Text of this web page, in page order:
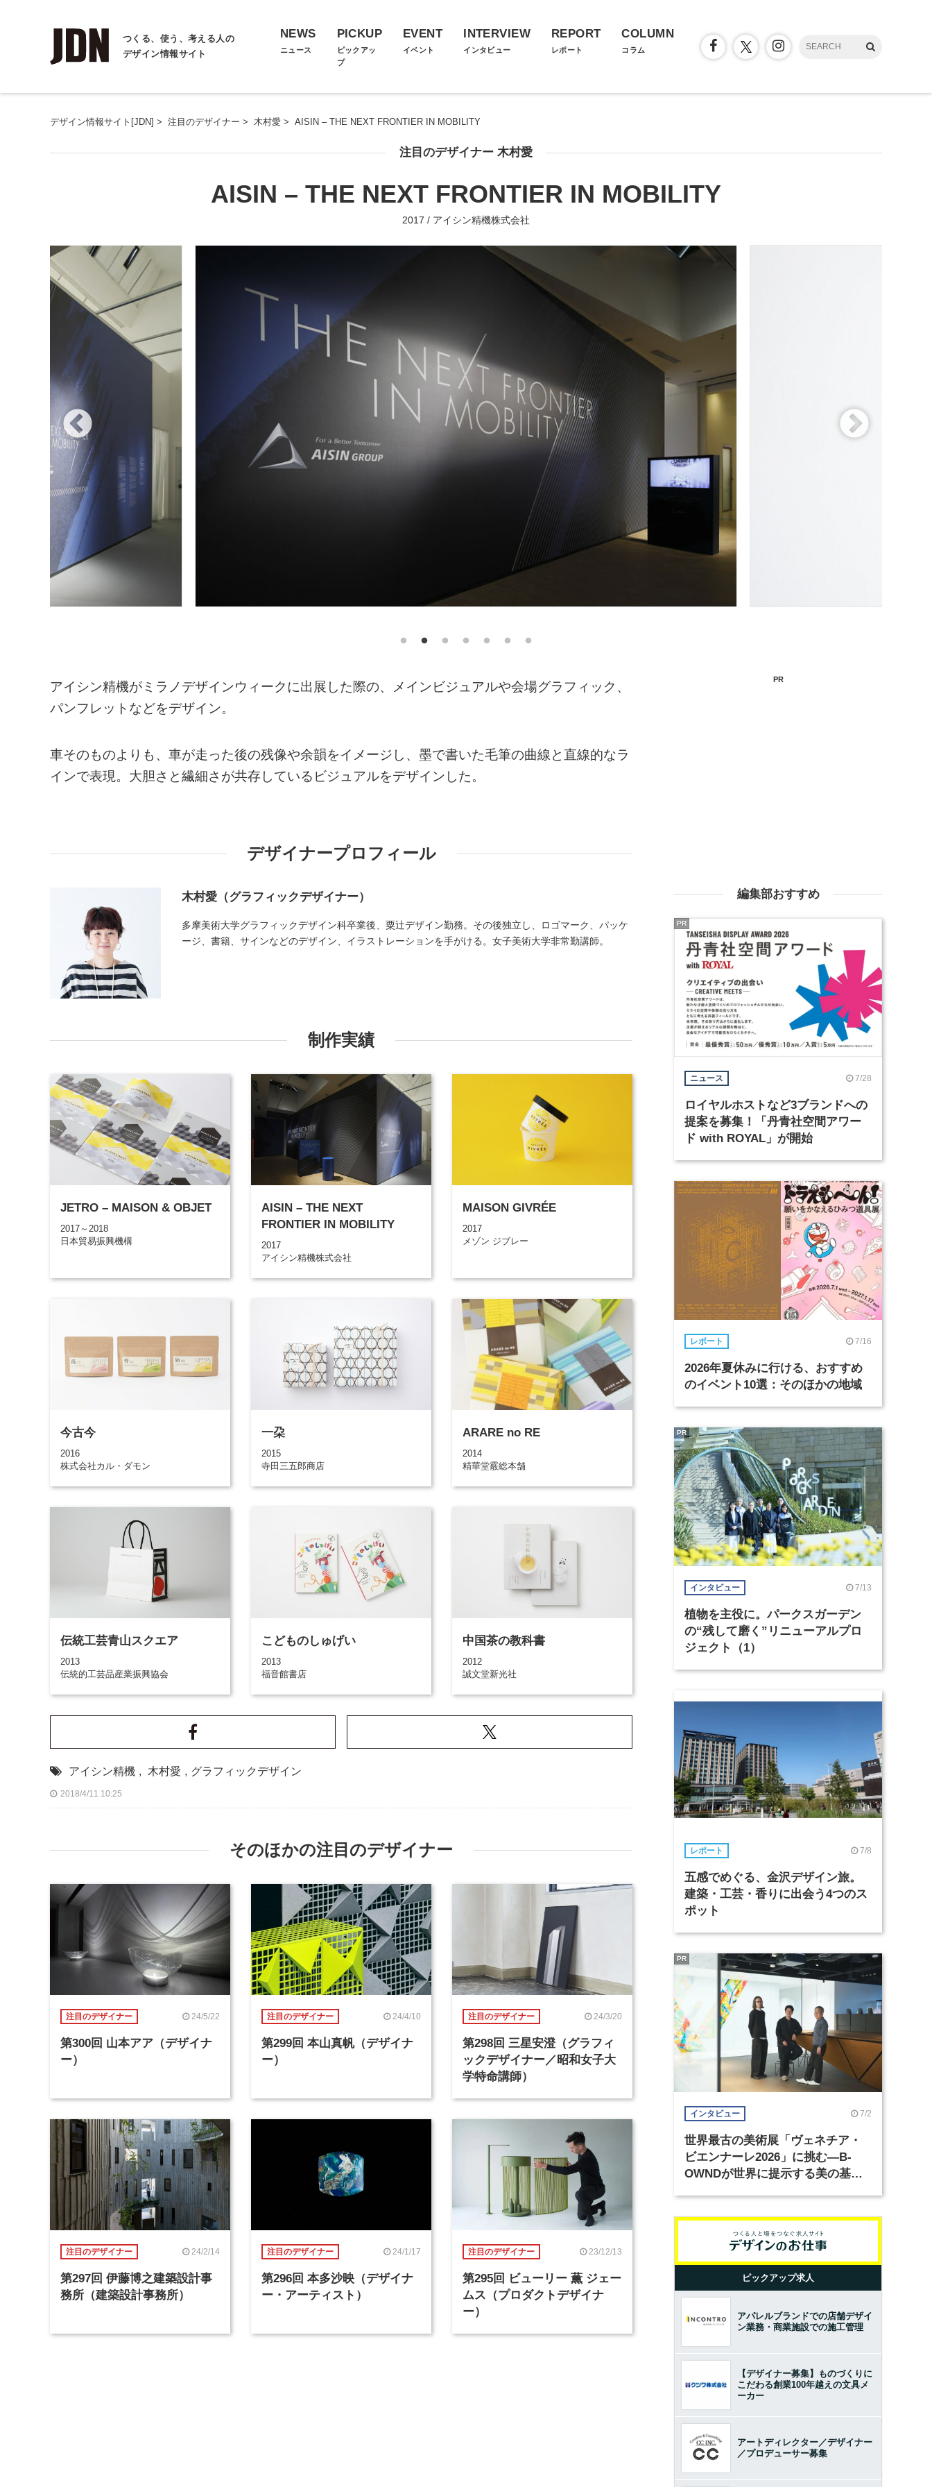
つくる、使う、考える人の
デザイン情報サイト
NEWS
ニュース
PICKUP
ピックアッ
プ
EVENT
イベント
INTERVIEW
インタビュー
REPORT
レポート
COLUMN
コラム
デザイン情報サイト[JDN] > 注目のデザイナー > 木村愛 > AISIN – THE NEXT FRONTIER IN MOBILITY
注目のデザイナー 木村愛
AISIN – THE NEXT FRONTIER IN MOBILITY
2017 / アイシン精機株式会社
アイシン精機がミラノデザインウィークに出展した際の、メインビジュアルや会場グラフィック、
パンフレットなどをデザイン。
車そのものよりも、車が走った後の残像や余韻をイメージし、墨で書いた毛筆の曲線と直線的なラ
インで表現。大胆さと繊細さが共存しているビジュアルをデザインした。
デザイナープロフィール
木村愛（グラフィックデザイナー）
多摩美術大学グラフィックデザイン科卒業後、粟辻デザイン勤務。その後独立し、ロゴマーク、パッケ
ージ、書籍、サインなどのデザイン、イラストレーションを手がける。女子美術大学非常勤講師。
制作実績
JETRO – MAISON & OBJET
2017～2018
日本貿易振興機構
AISIN – THE NEXT
FRONTIER IN MOBILITY
2017
アイシン精機株式会社
MAISON GIVRÉE
2017
メゾン ジブレー
今古今
2016
株式会社カル・ダモン
一朶
2015
寺田三五郎商店
ARARE no RE
2014
精華堂霰総本舗
伝統工芸青山スクエア
2013
伝統的工芸品産業振興協会
こどものしゅげい
2013
福音館書店
中国茶の教科書
2012
誠文堂新光社
アイシン精機 , 木村愛 , グラフィックデザイン
2018/4/11 10:25
そのほかの注目のデザイナー
注目のデザイナー 24/5/22
第300回 山本アア（デザイナ
ー）
注目のデザイナー 24/4/10
第299回 本山真帆（デザイナ
ー）
注目のデザイナー 24/3/20
第298回 三星安澄（グラフィ
ックデザイナー／昭和女子大
学特命講師）
注目のデザイナー 24/2/14
第297回 伊藤博之建築設計事
務所（建築設計事務所）
注目のデザイナー 24/1/17
第296回 本多沙映（デザイナ
ー・アーティスト）
注目のデザイナー 23/12/13
第295回 ビューリー 薫 ジェー
ムス（プロダクトデザイナ
ー）
PR
編集部おすすめ
ニュース 7/28
ロイヤルホストなど3ブランドへの
提案を募集！「丹青社空間アワー
ド with ROYAL」が開始
PR
レポート 7/16
2026年夏休みに行ける、おすすめ
のイベント10選：そのほかの地域
インタビュー 7/13
植物を主役に。パークスガーデン
の“残して磨く”リニューアルプロ
ジェクト（1）
PR
レポート 7/8
五感でめぐる、金沢デザイン旅。
建築・工芸・香りに出会う4つのス
ポット
インタビュー 7/2
世界最古の美術展「ヴェネチア・
ビエンナーレ2026」に挑む―B-
OWNDが世界に提示する美の基準
PR
ピックアップ求人
アパレルブランドでの店舗デザイ
ン業務・商業施設での施工管理
【デザイナー募集】ものづくりに
こだわる創業100年越えの文具メ
ーカー
アートディレクター／デザイナー
／プロデューサー募集